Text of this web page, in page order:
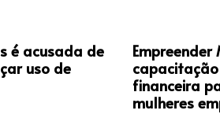
é acusada de
uso de
financeira
mulheres